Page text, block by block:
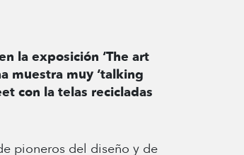
la exposición ‘The art
muestra muy ‘talking
con la telas recicladas
pioneros del diseño y de